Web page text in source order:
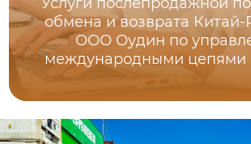
обмена и возврата
ООО Оудин по
международными цепями